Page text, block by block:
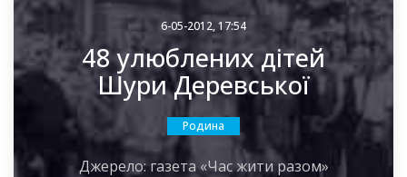
6-05-2012, 17:54
48 улюблених дітей
Шури Деревської
Родина
Джерело: газета «Час жити разом»